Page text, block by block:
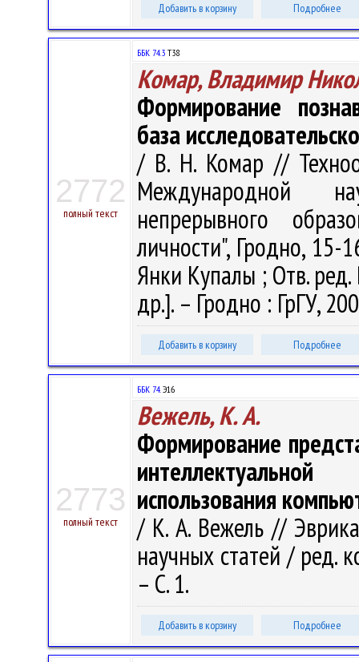
Добавить в корзину Подробнее
2772
полный текст
ББК 74.3 Т38
Комар, Владимир
Формирование
база
/ В. Н. Комар //
Международной
непрерывного
личности", Гродно, 15-
Янки Купалы ; Отв. ред.
др.]. – Гродно : ГрГУ,
Добавить в корзину Подробнее
2773
полный текст
ББК 74.Э16
Вежель, К. А.
Формирование
использования
/ К. А. Вежель //
научных статей / ред.
– С. 1.
Добавить в корзину Подробнее